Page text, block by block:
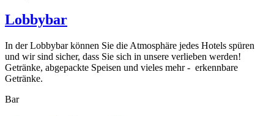
Lobbybar
In der Lobbybar können Sie die Atmosphäre jedes Hotels spüren
und wir sind sicher, dass Sie sich in unsere verlieben werden!
Getränke, abgepackte Speisen und vieles mehr - erkennbare
Getränke.
Bar